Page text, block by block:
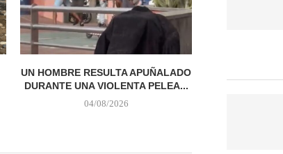
UN HOMBRE RESULTA APUÑALADO
DURANTE UNA VIOLENTA PELEA...
04/08/2026